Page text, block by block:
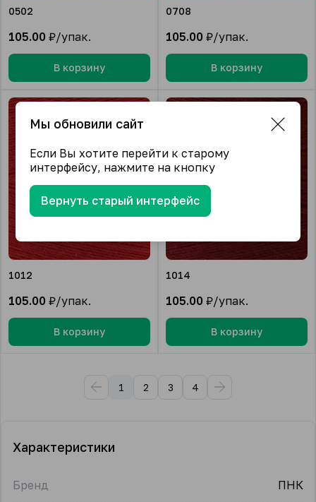
0502
105.00 ₽/упак.
В корзину
0708
105.00 ₽/упак.
В корзину
1012
105.00 ₽/упак.
В корзину
1014
105.00 ₽/упак.
В корзину
1 2 3 4
Характеристики
Бренд ПНК
Мы обновили сайт
Если Вы хотите перейти к старому
интерфейсу, нажмите на кнопку
Вернуть старый интерфейс